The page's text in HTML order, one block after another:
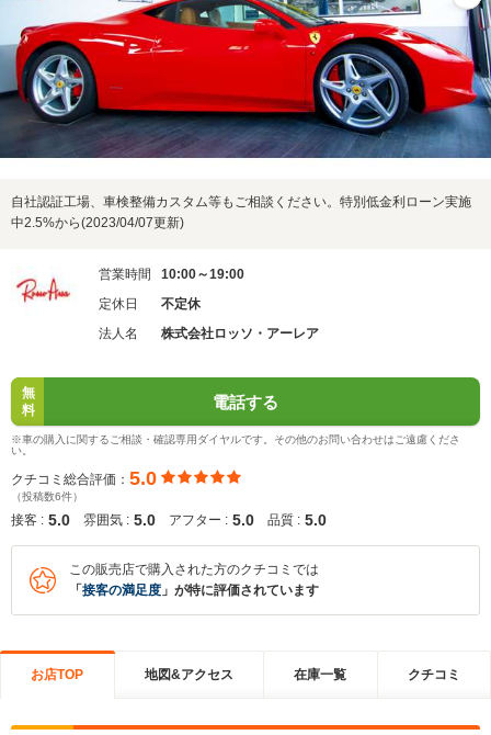
自社認証工場、車検整備カスタム等もご相談ください。特別低金利ローン実施
中2.5%から(2023/04/07更新)
営業時間
10:00～19:00
定休日
不定休
法人名
株式会社ロッソ・アーレア
無
料
電話する
※車の購入に関するご相談・確認専用ダイヤルです。その他のお問い合わせはご遠慮くださ
い。
クチコミ総合評価： 5.0
（投稿数6件）
接客 : 5.0 雰囲気 : 5.0 アフター : 5.0 品質 : 5.0
この販売店で購入された方のクチコミでは
「 接客の満足度 」が特に評価されています
お店TOP 地図&アクセス 在庫一覧 クチコミ